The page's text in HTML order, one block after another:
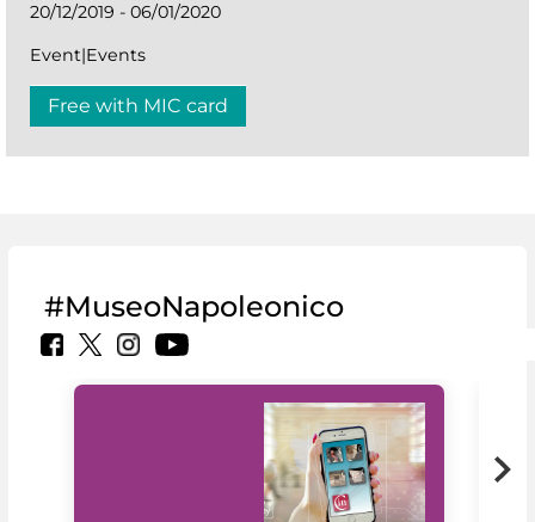
20/12/2019 - 06/01/2020
Event|Events
Free with MIC card
#MuseoNapoleonico